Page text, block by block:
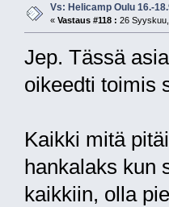
Vs: Helicamp Oulu 16.-
« Vastaus #118 : 26
Jep. Tässä
oikeedti toimis
Kaikki mitä
hankalaks kun
kaikkiin, olla